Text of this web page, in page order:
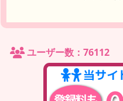
ユーザー数：76112